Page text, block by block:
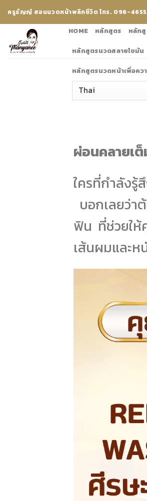
content
ครูธัญญ์ สอนนวดหน้าพลิกชีวิต โทร. 096-
HOME
หลักสูตร หลัก
หลักสูตรนวดสลายไขมัน
หลักสูตรนวดหน้าเพื่อคว
ผ่
ผ่อนคลายเ
ใครที่กำลังรู้
บอกเลยว่า
ฟิน ที่ช่วยให้
เส้นผมและห